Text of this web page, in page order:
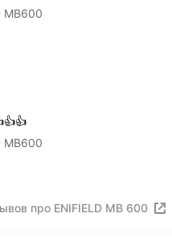
MB600
MB600
про ENIFIELD MB 600